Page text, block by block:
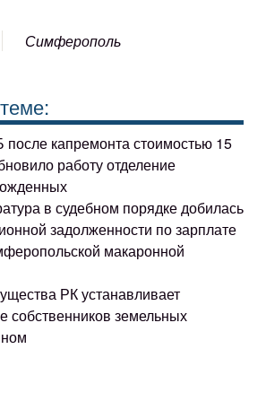
Симферополь
капремонта стоимостью 15
работу отделение
в судебном порядке добилась
задолженности по зарплате
макаронной
РК устанавливает
собственников земельных